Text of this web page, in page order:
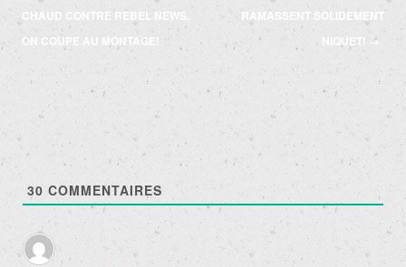
des
articles
CHAUD CONTRE REBEL NEWS,
ON COUPE AU MONTAGE!
RAMASSENT SOLIDEMENT
NIQUET! →
30 COMMENTAIRES